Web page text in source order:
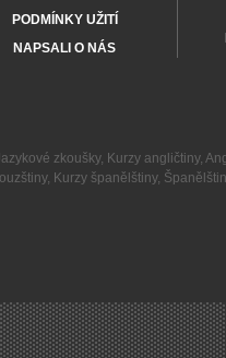
PODMÍNKY UŽITÍ
NAPSALI O NÁS
zkoušky, Kurzy angličtiny,
, Kurzy španělštiny,